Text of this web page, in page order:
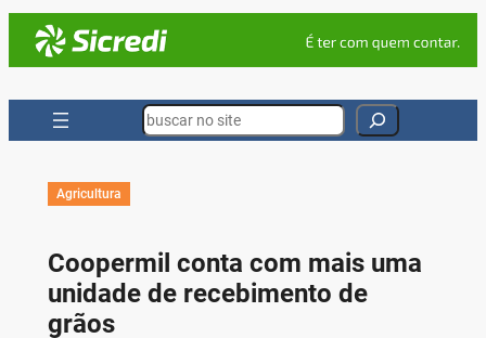
Search
Agricultura
Coopermil conta com mais uma
unidade de recebimento de
grãos